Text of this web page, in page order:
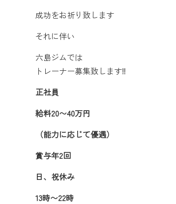
成功をお祈り致します
それに伴い
六島ジムでは
トレーナー募集致します‼️
正社員
給料20〜40万円
（能力に応じて優遇）
賞与年2回
日、祝休み
13時〜22時